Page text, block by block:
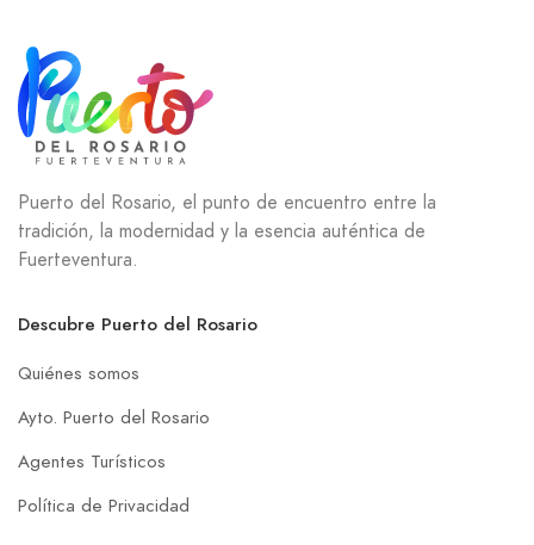
Puerto del Rosario, el punto de encuentro entre la
tradición, la modernidad y la esencia auténtica de
Fuerteventura.
Descubre Puerto del Rosario
Quiénes somos
Ayto. Puerto del Rosario
Agentes Turísticos
Política de Privacidad